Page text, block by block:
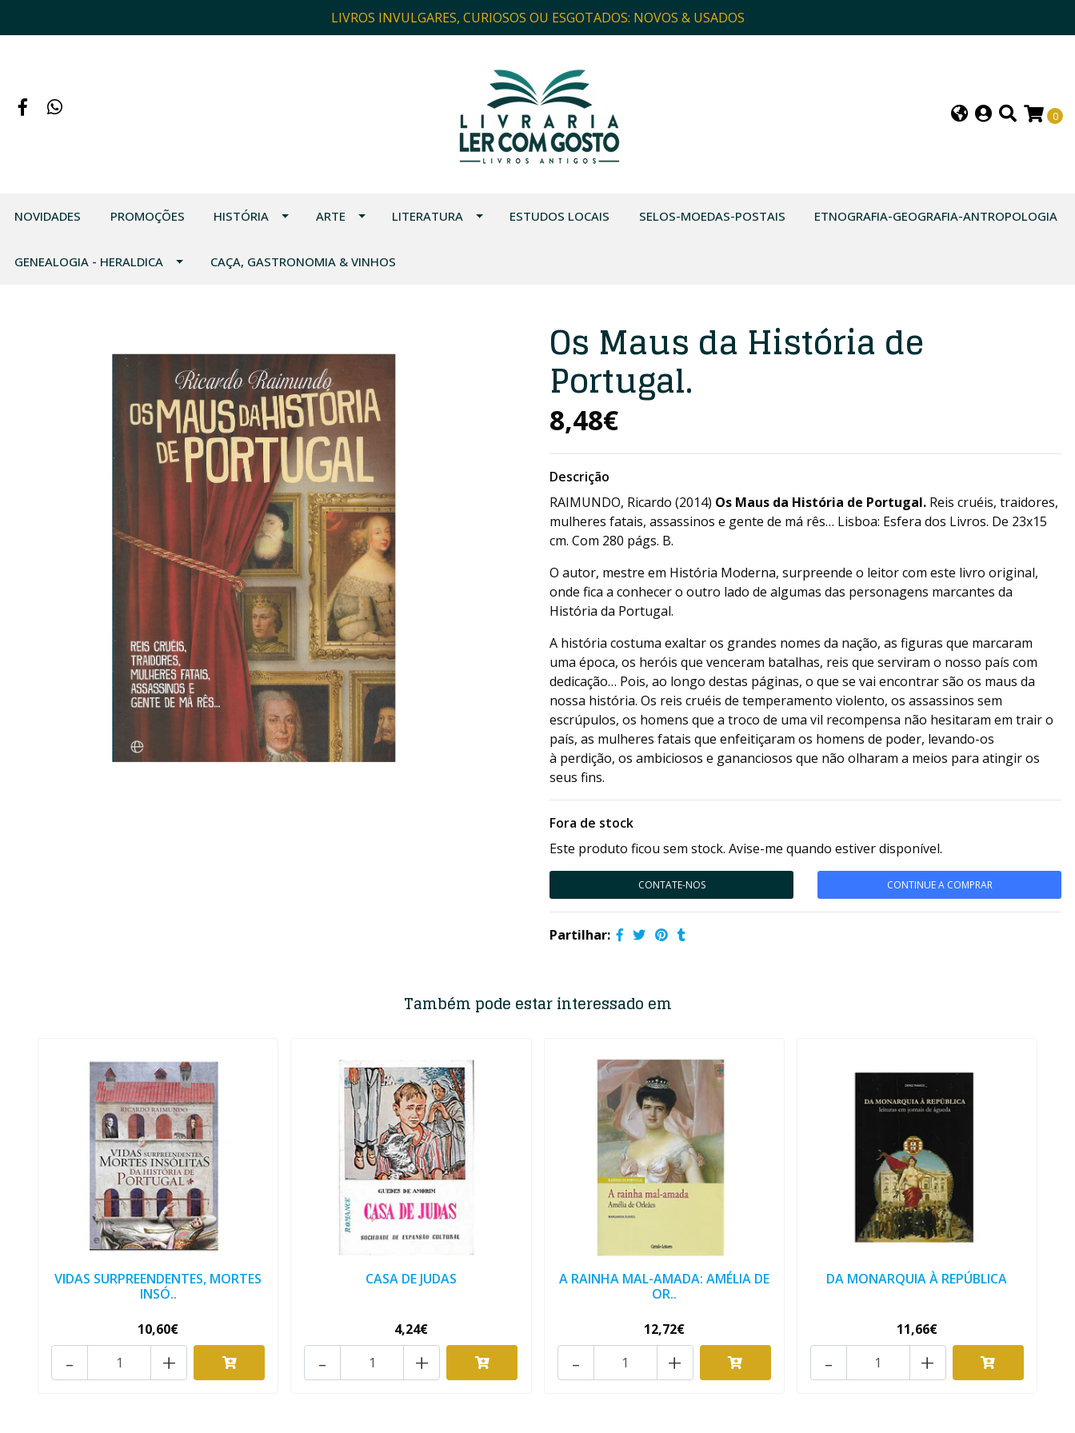
LIVROS INVULGARES, CURIOSOS OU ESGOTADOS: NOVOS & USADOS
0
NOVIDADES PROMOÇÕES HISTÓRIA ARTE LITERATURA ESTUDOS LOCAIS SELOS-MOEDAS-POSTAIS ETNOGRAFIA-GEOGRAFIA-ANTROPOLOGIA
GENEALOGIA - HERALDICA CAÇA, GASTRONOMIA & VINHOS
Os Maus da História de
Portugal.
8,48€
Descrição
RAIMUNDO, Ricardo (2014) Os Maus da História de Portugal. Reis cruéis, traidores,
mulheres fatais, assassinos e gente de má rês… Lisboa: Esfera dos Livros. De 23x15
cm. Com 280 págs. B.
O autor, mestre em História Moderna, surpreende o leitor com este livro original,
onde fica a conhecer o outro lado de algumas das personagens marcantes da
História da Portugal.
A história costuma exaltar os grandes nomes da nação, as figuras que marcaram
uma época, os heróis que venceram batalhas, reis que serviram o nosso país com
dedicação… Pois, ao longo destas páginas, o que se vai encontrar são os maus da
nossa história. Os reis cruéis de temperamento violento, os assassinos sem
escrúpulos, os homens que a troco de uma vil recompensa não hesitaram em trair o
país, as mulheres fatais que enfeitiçaram os homens de poder, levando-os
à perdição, os ambiciosos e gananciosos que não olharam a meios para atingir os
seus fins.
Fora de stock
Este produto ficou sem stock. Avise-me quando estiver disponível.
CONTATE-NOS CONTINUE A COMPRAR
Partilhar:
Também pode estar interessado em
VIDAS SURPREENDENTES, MORTES
INSÓ..
10,60€
+
-
CASA DE JUDAS
4,24€
+
-
A RAINHA MAL-AMADA: AMÉLIA DE
OR..
12,72€
+
-
DA MONARQUIA À REPÚBLICA
11,66€
+
-